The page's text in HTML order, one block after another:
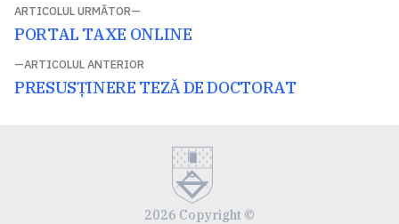
Navigare
în
articole
ARTICOLUL ANTERIOR
Articolul
PRESUSȚINERE TEZĂ DE DOCTORAT
ARTICOLUL URMĂTOR
Articolul
PORTAL TAXE ONLINE
2026 Copyright ©